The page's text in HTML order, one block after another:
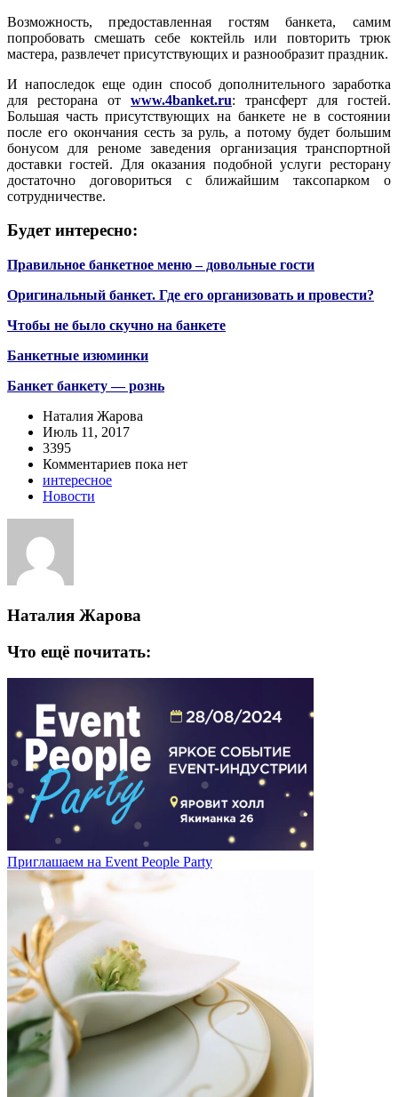
Возможность, предоставленная гостям банкета, самим
попробовать смешать себе коктейль или повторить трюк
мастера, развлечет присутствующих и разнообразит праздник.
И напоследок еще один способ дополнительного заработка
для ресторана от www.4banket.ru: трансферт для гостей.
Большая часть присутствующих на банкете не в состоянии
после его окончания сесть за руль, а потому будет большим
бонусом для реноме заведения организация транспортной
доставки гостей. Для оказания подобной услуги ресторану
достаточно договориться с ближайшим таксопарком о
сотрудничестве.
Будет интересно:
Правильное банкетное меню – довольные гости
Оригинальный банкет. Где его организовать и провести?
Чтобы не было скучно на банкете
Банкетные изюминки
Банкет банкету — рознь
Наталия Жарова
Июль 11, 2017
3395
Комментариев пока нет
интересное
Новости
Наталия Жарова
Что ещё почитать:
Приглашаем на Event People Party